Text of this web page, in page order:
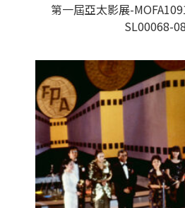
第一屆亞太影展-
SL00068-